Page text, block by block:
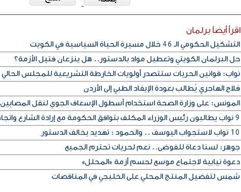
اقرأ أيضاً برلمان
التشكيل الحكومي الـ 46 خلال مسيرة الحياة السياسية في الكويت
حل البرلمان الكويتي وتعطيل مواد بالدستور.. هل ينزعان فتيل الأزمة؟
نواب: قوانين الحريات ستتصدر أولويات الخارطة التشريعية للمجلس الحالي
فلاح الهاجري يُطالب بعودة الإيفاد الطبي إلى الأردن
المونس: على وزارة الصحة استخدام أسطول الإسعاف الجوي لنقل المصابين
9 نواب يطالبون رئيس الوزراء المكلف بتوافق الحكومة مع إرادة الشارع واتجاهات المجلس الجديد
10 نواب لاستجواب اليوسف .. والحمود : تهديد يخالف الدستور
جوهر: لسنا دعاة للفوضى.. نعم لحريات تحترم الجميع
دعوة نيابية لاجتماع موسع لحسم أزمة «المحلل»
شمس لتفضيل المنتج المحلي على الخليجي في المناقصات